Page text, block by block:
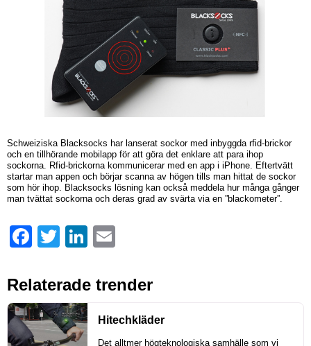
Schweiziska Blacksocks har lanserat sockor med inbyggda rfid-brickor
och en tillhörande mobilapp för att göra det enklare att para ihop
sockorna. Rfid-brickorna kommunicerar med en app i iPhone. Eftertvätt
startar man appen och börjar scanna av högen tills man hittat de sockor
som hör ihop. Blacksocks lösning kan också meddela hur många gånger
man tvättat sockorna och deras grad av svärta via en ”blackometer”.
FacebookTwitter LinkedIn
Relaterade trender
Hitechkläder
Det alltmer högteknologiska samhälle som vi